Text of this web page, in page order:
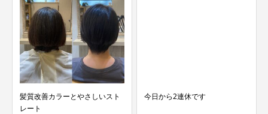
髪質改善カラーとやさしいスト
レート
今日から2連休です